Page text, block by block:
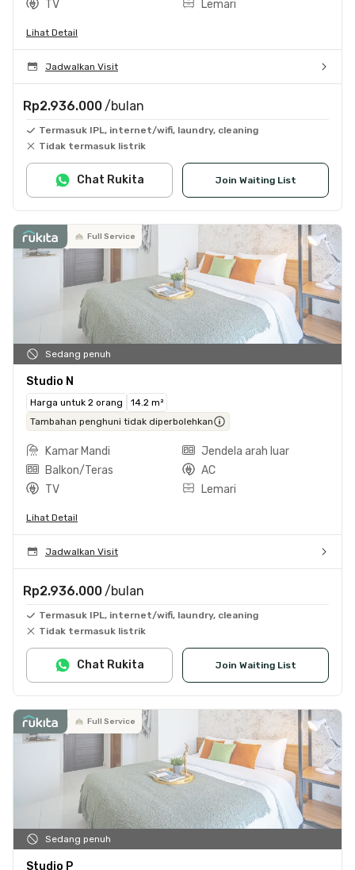
TV
Lemari
Lihat Detail
Jadwalkan Visit
Rp2.936.000 /bulan
Termasuk IPL, internet/wifi, laundry, cleaning
Tidak termasuk listrik
Join Waiting List
Chat Rukita
Full Service
Sedang penuh
Studio N
Harga untuk 2 orang
14.2 m²
Tambahan penghuni tidak diperbolehkan
Kamar Mandi
Jendela arah luar
Balkon/Teras
AC
TV
Lemari
Lihat Detail
Jadwalkan Visit
Rp2.936.000 /bulan
Termasuk IPL, internet/wifi, laundry, cleaning
Tidak termasuk listrik
Join Waiting List
Chat Rukita
Full Service
Sedang penuh
Studio P